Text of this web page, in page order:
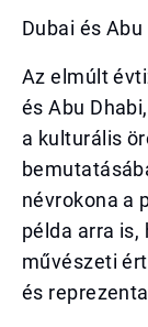
Dubai és
Az elmúlt
és Abu
a kulturális
névrokona a
példa arra is,
művészeti
és